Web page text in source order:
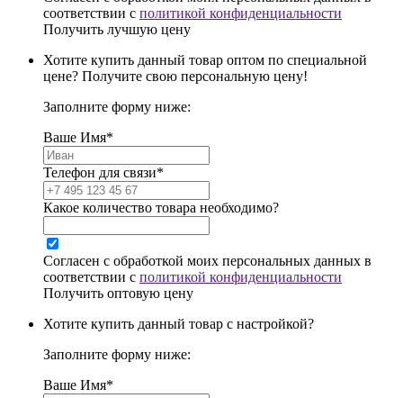
соответствии с политикой конфиденциальности
Получить лучшую цену
Хотите купить данный товар оптом по специальной
цене? Получите свою персональную цену!
Заполните форму ниже:
Ваше Имя*
Телефон для связи*
Какое количество товара необходимо?
Согласен с обработкой моих персональных данных в
соответствии с политикой конфиденциальности
Получить оптовую цену
Хотите купить данный товар с настройкой?
Заполните форму ниже:
Ваше Имя*